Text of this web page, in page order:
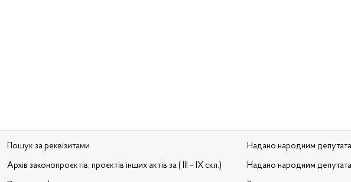
Пошук за реквізитами
Архів законопроєктів, проєктів інших актів за ( III – IX скл.)
Надано народним
Надано народним